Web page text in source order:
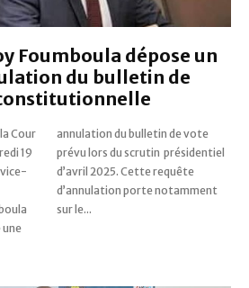
Foumboula dépose un
du bulletin de
Cour
19
une
vote
sur le...